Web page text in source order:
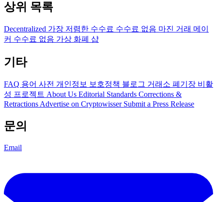
상위 목록
Decentralized 가장 저렴한 수수료 수수료 없음 마진 거래 메이
커 수수료 없음 가상 화폐 샵
기타
FAQ 용어 사전 개인정보 보호정책 블로그 거래소 폐기장 비활
성 프로젝트 About Us Editorial Standards Corrections &
Retractions Advertise on Cryptowisser Submit a Press Release
문의
Email